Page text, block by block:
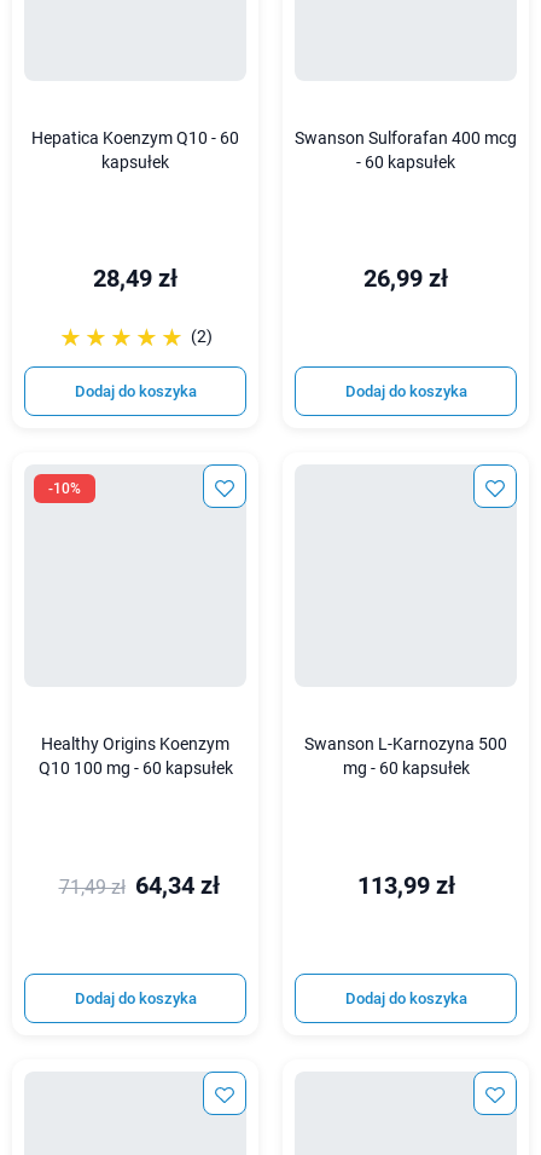
Hepatica Koenzym Q10 - 60
kapsułek
28,49 zł
☆☆☆☆☆
★★★★★ (2)
Dodaj do koszyka
Swanson Sulforafan 400 mcg
- 60 kapsułek
26,99 zł
Dodaj do koszyka
-10%
Healthy Origins Koenzym
Q10 100 mg - 60 kapsułek
71,49 zł 64,34 zł
Dodaj do koszyka
Swanson L-Karnozyna 500
mg - 60 kapsułek
113,99 zł
Dodaj do koszyka